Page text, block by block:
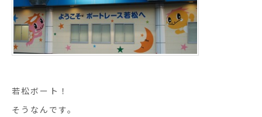
若松ボート！
そうなんです。